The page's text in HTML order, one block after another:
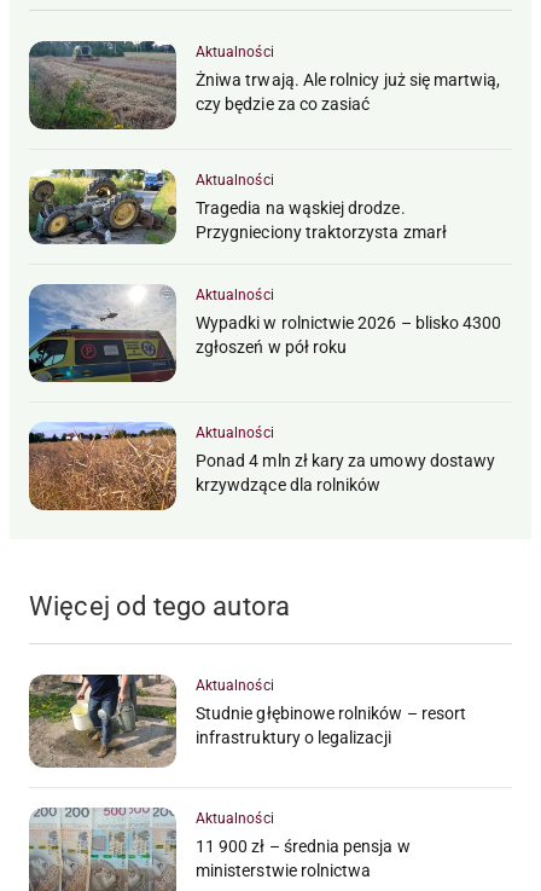
Aktualności
Żniwa trwają. Ale rolnicy już się martwią,
czy będzie za co zasiać
Aktualności
Tragedia na wąskiej drodze.
Przygnieciony traktorzysta zmarł
Aktualności
Wypadki w rolnictwie 2026 – blisko 4300
zgłoszeń w pół roku
Aktualności
Ponad 4 mln zł kary za umowy dostawy
krzywdzące dla rolników
Więcej od tego autora
Aktualności
Studnie głębinowe rolników – resort
infrastruktury o legalizacji
Aktualności
11 900 zł – średnia pensja w
ministerstwie rolnictwa